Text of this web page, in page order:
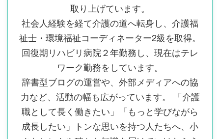
取り上げています。
社会人経験を経て介護の道へ転身し、介護福
祉士・環境福祉コーディネーター2級を取得。
回復期リハビリ病院２年勤務し、現在はテレ
ワーク勤務をしています。
辞書型ブログの運営や、外部メディアへの協
力など、活動の幅も広がっています。 「介護
職として長く働きたい」「もっと学びながら
成長したい」トンな思いを持つ人たちへ、小